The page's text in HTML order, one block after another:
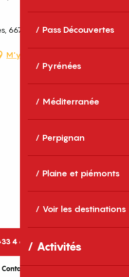
Pass Découvertes
Pyrénées
Méditerranée
Perpignan
Plaine et piémonts
Voir les destinations
Activités
66740 Villelongue-dels-
M'y rendre
4 68 11 40 ▒▒
Contactez-nous